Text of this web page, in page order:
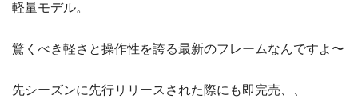
軽量モデル。
驚くべき軽さと操作性を誇る最新のフレームなんですよ〜
先シーズンに先行リリースされた際にも即完売、、